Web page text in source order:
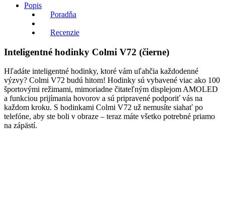
Popis
Poradňa
Recenzie
Inteligentné hodinky Colmi V72 (čierne)
Hľadáte inteligentné hodinky, ktoré vám uľahčia každodenné
výzvy? Colmi V72 budú hitom! Hodinky sú vybavené viac ako 100
športovými režimami, mimoriadne čitateľným displejom AMOLED
a funkciou prijímania hovorov a sú pripravené podporiť vás na
každom kroku. S hodinkami Colmi V72 už nemusíte siahať po
telefóne, aby ste boli v obraze – teraz máte všetko potrebné priamo
na zápästí.